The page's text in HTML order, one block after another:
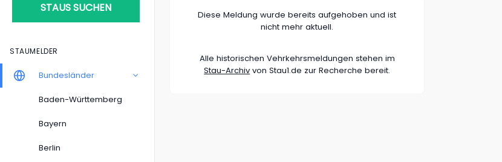
STAUS SUCHEN
STAUMELDER
Bundesländer
Baden-Württemberg
Bayern
Berlin
Diese Meldung wurde bereits aufgehoben und ist
nicht mehr aktuell.
Alle historischen Vehrkehrsmeldungen stehen im
Stau-Archiv von Stau1.de zur Recherche bereit.